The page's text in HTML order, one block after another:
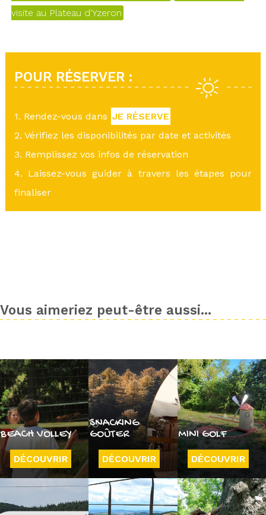
visite au Plateau d'Yzeron
POUR RÉSERVER :
1. Rendez-vous dans JE RÉSERVE
2. Vérifiez les disponibilités par date et activités
3. Remplissez vos infos de réservation
4. Laissez-vous guider à travers les étapes pour
finaliser
Vous aimeriez peut-être aussi...
BEACH VOLLEY
DÉCOUVRIR
SNACKING
GOÛTER
DÉCOUVRIR
MINI GOLF
DÉCOUVRIR